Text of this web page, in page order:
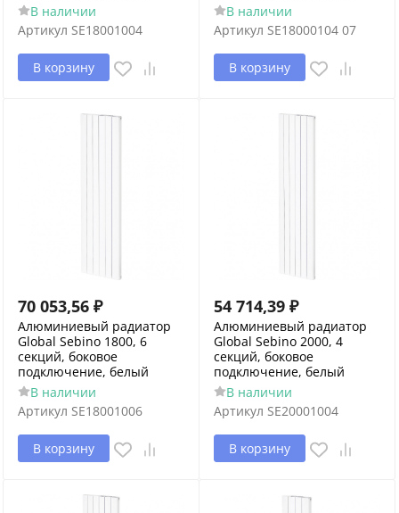
В наличии
Артикул SE18001004
В корзину
В наличии
Артикул SE18000104 07
В корзину
70 053,56 ₽
Алюминиевый радиатор
Global Sebino 1800, 6
секций, боковое
подключение, белый
В наличии
Артикул SE18001006
В корзину
54 714,39 ₽
Алюминиевый радиатор
Global Sebino 2000, 4
секций, боковое
подключение, белый
В наличии
Артикул SE20001004
В корзину